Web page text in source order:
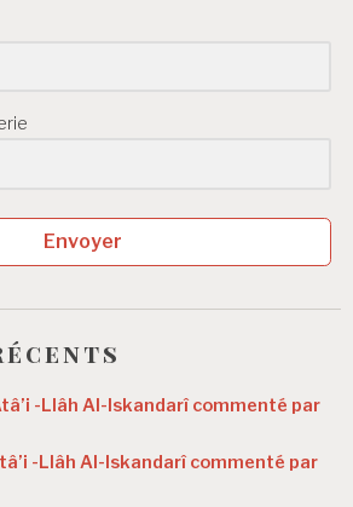
Envoyer
-Llâh Al-Iskandarî commenté par
-Llâh Al-Iskandarî commenté par